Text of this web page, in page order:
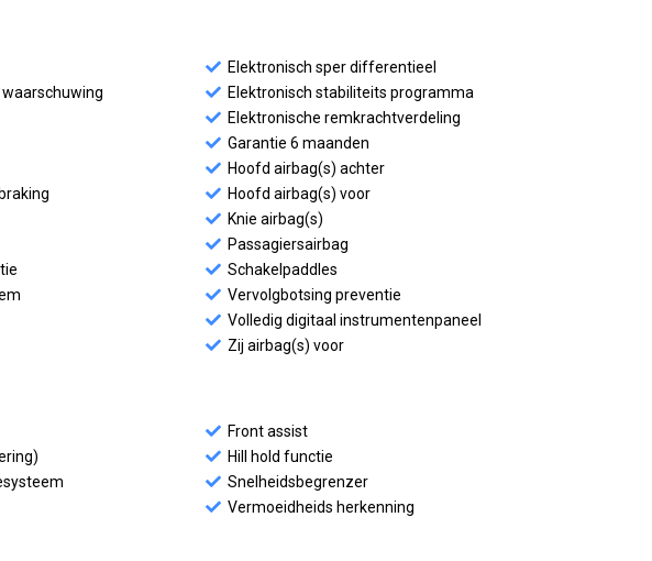
Elektronisch sper differentieel
Elektronisch stabiliteits programma
Elektronische remkrachtverdeling
Garantie 6 maanden
Hoofd airbag(s) achter
Hoofd airbag(s) voor
Knie airbag(s)
Passagiersairbag
Schakelpaddles
Vervolgbotsing preventie
Volledig digitaal instrumentenpaneel
Zij airbag(s) voor
Front assist
Hill hold functie
Snelheidsbegrenzer
Vermoeidheids herkenning